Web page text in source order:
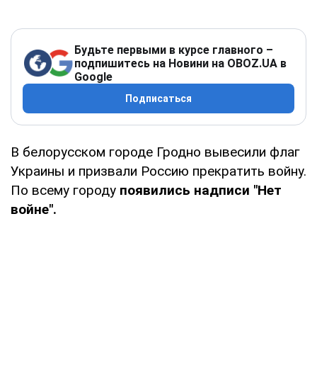
Будьте первыми в курсе главного –
подпишитесь на Новини на OBOZ.UA в
Google
Подписаться
В белорусском городе Гродно вывесили флаг
Украины и призвали Россию прекратить войну.
По всему городу появились надписи "Нет
войне".